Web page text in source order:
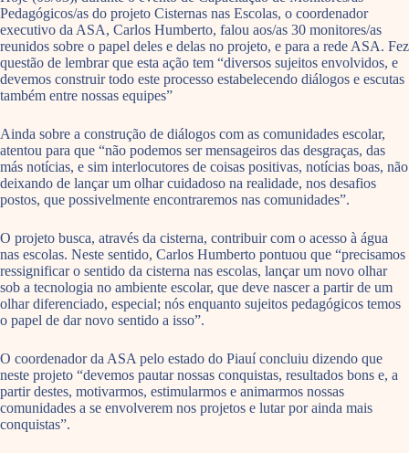
Pedagógicos/as do projeto Cisternas nas Escolas, o coordenador
executivo da ASA, Carlos Humberto, falou aos/as 30 monitores/as
reunidos sobre o papel deles e delas no projeto, e para a rede ASA. Fez
questão de lembrar que esta ação tem “diversos sujeitos envolvidos, e
devemos construir todo este processo estabelecendo diálogos e escutas
também entre nossas equipes”
Ainda sobre a construção de diálogos com as comunidades escolar,
atentou para que “não podemos ser mensageiros das desgraças, das
más notícias, e sim interlocutores de coisas positivas, notícias boas, não
deixando de lançar um olhar cuidadoso na realidade, nos desafios
postos, que possivelmente encontraremos nas comunidades”.
O projeto busca, através da cisterna, contribuir com o acesso à água
nas escolas. Neste sentido, Carlos Humberto pontuou que “precisamos
ressignificar o sentido da cisterna nas escolas, lançar um novo olhar
sob a tecnologia no ambiente escolar, que deve nascer a partir de um
olhar diferenciado, especial; nós enquanto sujeitos pedagógicos temos
o papel de dar novo sentido a isso”.
O coordenador da ASA pelo estado do Piauí concluiu dizendo que
neste projeto “devemos pautar nossas conquistas, resultados bons e, a
partir destes, motivarmos, estimularmos e animarmos nossas
comunidades a se envolverem nos projetos e lutar por ainda mais
conquistas”.